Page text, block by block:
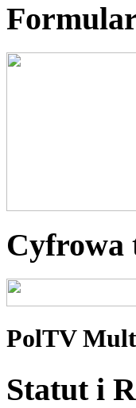
Cyfrowa
PolTV
Statut i